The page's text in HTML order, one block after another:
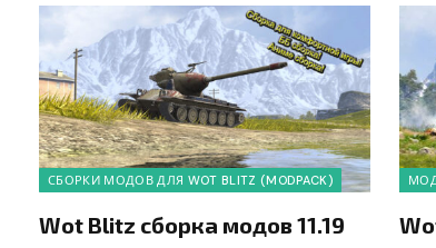
СБОРКИ МОДОВ ДЛЯ WOT BLITZ (MODPACK)
Wot Blitz сборка модов 11.19